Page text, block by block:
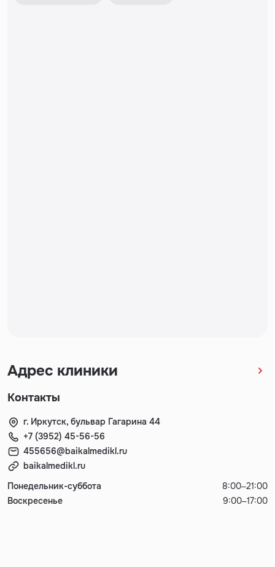
Адрес клиники
Контакты
г. Иркутск, бульвар Гагарина 44
+7 (3952) 45-56-56
455656@baikalmedikl.ru
baikalmedikl.ru
Понедельник-суббота
8:00–21:00
Воскресенье
9:00–17:00